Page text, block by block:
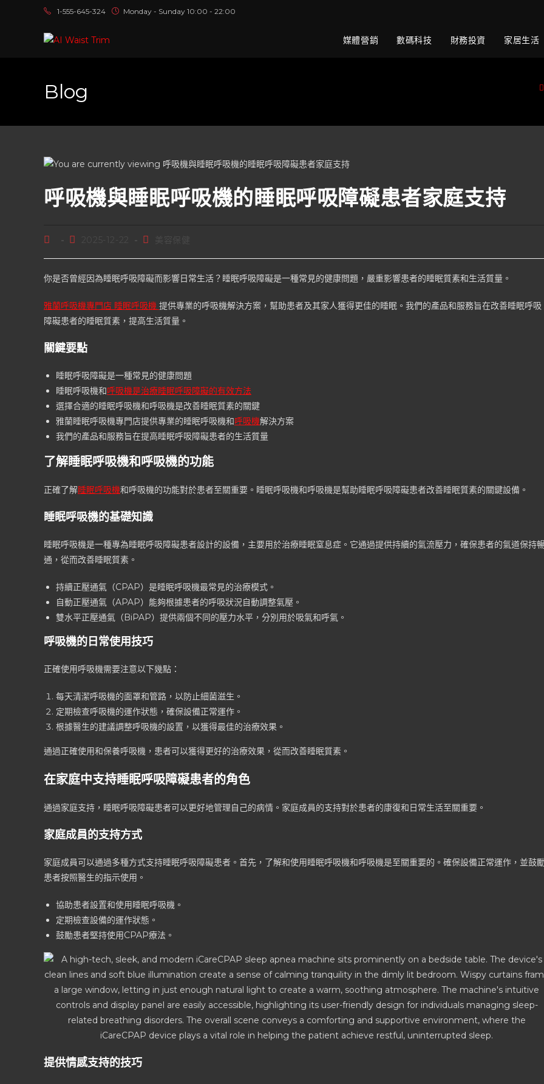
1-555-645-324 Monday - Sunday 10:00 - 22:00
媒體營銷 數碼科技 財務投資 家居生活
Blog
呼吸機與睡眠呼吸機的睡眠呼吸障礙患者家庭支持
你是否曾經因為睡眠呼吸障礙而影響日常生活？睡眠呼吸障礙是一種常見的健康問題，嚴重影響患者的睡眠質素和生活質量。
雅蘭呼吸機專門店 睡眠呼吸機 提供專業的呼吸機解決方案，幫助患者及其家人獲得更佳的睡眠。我們的產品和服務旨在改善睡眠呼吸
障礙患者的睡眠質素，提高生活質量。
關鍵要點
睡眠呼吸障礙是一種常見的健康問題
睡眠呼吸機和呼吸機是治療睡眠呼吸障礙的有效方法
選擇合適的睡眠呼吸機和呼吸機是改善睡眠質素的關鍵
雅蘭睡眠呼吸機專門店提供專業的睡眠呼吸機和呼吸機解決方案
我們的產品和服務旨在提高睡眠呼吸障礙患者的生活質量
了解睡眠呼吸機和呼吸機的功能
正確了解睡眠呼吸機和呼吸機的功能對於患者至關重要。睡眠呼吸機和呼吸機是幫助睡眠呼吸障礙患者改善睡眠質素的關鍵設備。
睡眠呼吸機的基礎知識
睡眠呼吸機是一種專為睡眠呼吸障礙患者設計的設備，主要用於治療睡眠窒息症。它通過提供持續的氣流壓力，確保患者的氣道保持
通，從而改善睡眠質素。
持續正壓通氣（CPAP）是睡眠呼吸機最常見的治療模式。
自動正壓通氣（APAP）能夠根據患者的呼吸狀況自動調整氣壓。
雙水平正壓通氣（BiPAP）提供兩個不同的壓力水平，分別用於吸氣和呼氣。
呼吸機的日常使用技巧
正確使用呼吸機需要注意以下幾點：
每天清潔呼吸機的面罩和管路，以防止細菌滋生。
定期檢查呼吸機的運作狀態，確保設備正常運作。
根據醫生的建議調整呼吸機的設置，以獲得最佳的治療效果。
通過正確使用和保養呼吸機，患者可以獲得更好的治療效果，從而改善睡眠質素。
在家庭中支持睡眠呼吸障礙患者的角色
通過家庭支持，睡眠呼吸障礙患者可以更好地管理自己的病情。家庭成員的支持對於患者的康復和日常生活至關重要。
家庭成員的支持方式
家庭成員可以通過多種方式支持睡眠呼吸障礙患者。首先，了解和使用睡眠呼吸機和呼吸機是至關重要的。確保設備正常運作，並鼓
患者按照醫生的指示使用。
協助患者設置和使用睡眠呼吸機。
定期檢查設備的運作狀態。
鼓勵患者堅持使用CPAP療法。
提供情感支持的技巧